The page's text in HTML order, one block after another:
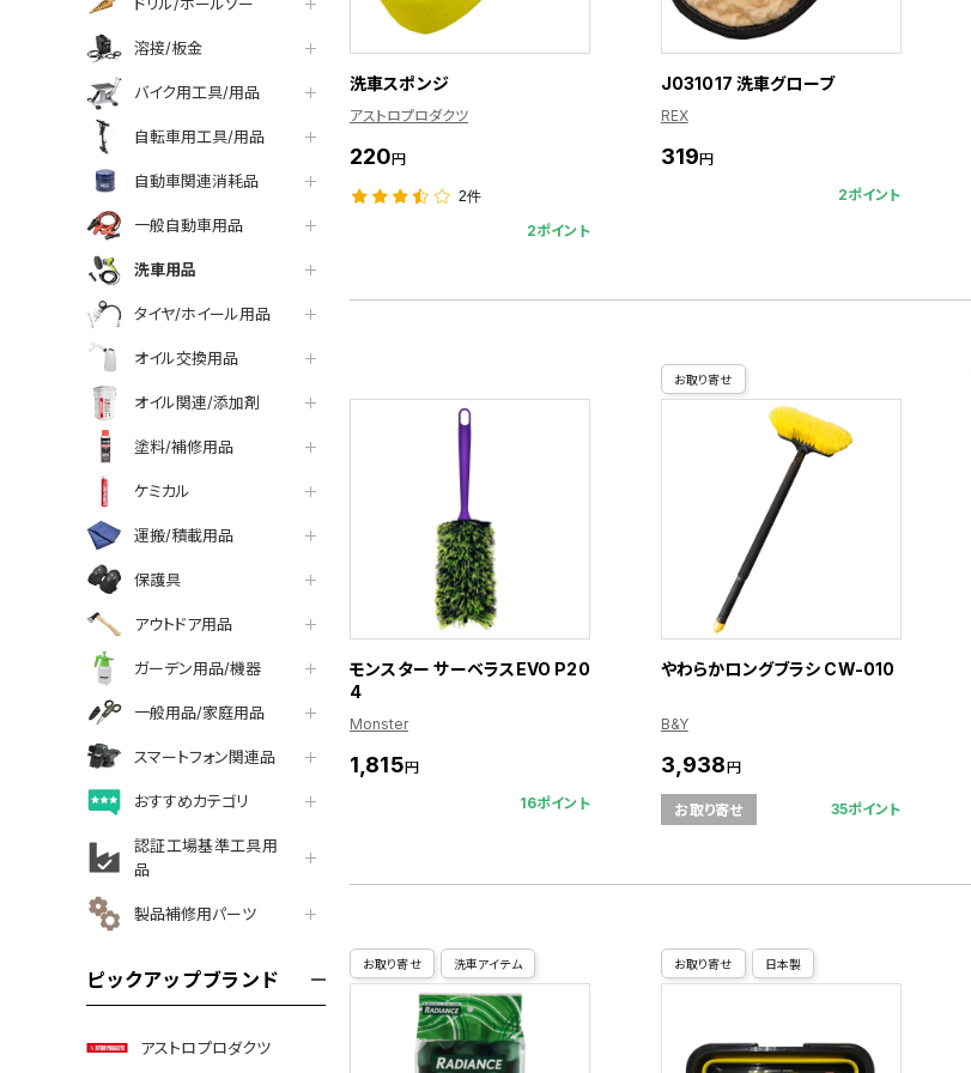
溶接/板金
バイク用工具/用品
自転車用工具/用品
自動車関連消耗品
一般自動車用品
洗車用品
タイヤ/ホイール用品
オイル交換用品
オイル関連/添加剤
塗料/補修用品
ケミカル
運搬/積載用品
保護具
アウトドア用品
ガーデン用品/機器
一般用品/家庭用品
スマートフォン関連品
おすすめカテゴリ
認証工場基準工具用
品
製品補修用パーツ
ピックアップブランド
アストロプロダクツ
洗車スポンジ
アストロプロダクツ
220円
2件
2ポイント
J031017 洗車グローブ
REX
319円
2ポイント
モンスター サーベラスEVO P20
4
Monster
1,815円
16ポイント
お取り寄せ
やわらかロングブラシ CW-010
B&Y
3,938円
お取り寄せ 35ポイント
お取り寄せ 洗車アイテム お取り寄せ 日本製